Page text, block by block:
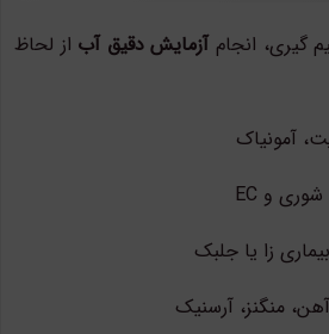
گیری، انجامآزمایش دقیق آب از لحاظ
آمونیاک
زا یا جلبک
منگنز، آرسنیک